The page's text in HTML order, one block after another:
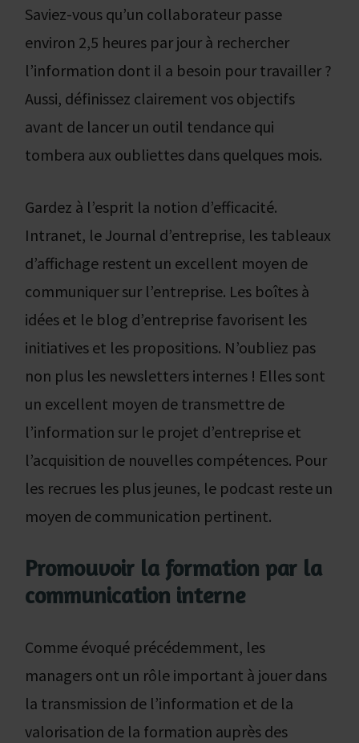
Saviez-vous qu’un collaborateur passe
environ 2,5 heures par jour à rechercher
l’information dont il a besoin pour travailler ?
Aussi, définissez clairement vos objectifs
avant de lancer un outil tendance qui
tombera aux oubliettes dans quelques mois.
Gardez à l’esprit la notion d’efficacité.
Intranet, le Journal d’entreprise, les tableaux
d’affichage restent un excellent moyen de
communiquer sur l’entreprise. Les boîtes à
idées et le blog d’entreprise favorisent les
initiatives et les propositions. N’oubliez pas
non plus les newsletters internes ! Elles sont
un excellent moyen de transmettre de
l’information sur le projet d’entreprise et
l’acquisition de nouvelles compétences. Pour
les recrues les plus jeunes, le podcast reste un
moyen de communication pertinent.
Promouvoir la formation par la
communication interne
Comme évoqué précédemment, les
managers ont un rôle important à jouer dans
la transmission de l’information et de la
valorisation de la formation auprès des